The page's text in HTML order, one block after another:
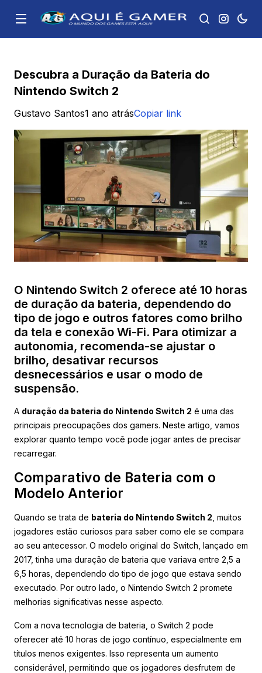
Descubra a Duração da Bateria do
Nintendo Switch 2
Gustavo Santos1 ano atrásCopiar link
O Nintendo Switch 2 oferece até 10 horas
de duração da bateria, dependendo do
tipo de jogo e outros fatores como brilho
da tela e conexão Wi-Fi. Para otimizar a
autonomia, recomenda-se ajustar o
brilho, desativar recursos
desnecessários e usar o modo de
suspensão.
A duração da bateria do Nintendo Switch 2 é uma das
principais preocupações dos gamers. Neste artigo, vamos
explorar quanto tempo você pode jogar antes de precisar
recarregar.
Comparativo de Bateria com o
Modelo Anterior
Quando se trata de bateria do Nintendo Switch 2 , muitos
jogadores estão curiosos para saber como ele se compara
ao seu antecessor. O modelo original do Switch, lançado em
2017, tinha uma duração de bateria que variava entre 2,5 a
6,5 horas, dependendo do tipo de jogo que estava sendo
executado. Por outro lado, o Nintendo Switch 2 promete
melhorias significativas nesse aspecto.
Com a nova tecnologia de bateria, o Switch 2 pode
oferecer até 10 horas de jogo contínuo, especialmente em
títulos menos exigentes. Isso representa um aumento
considerável, permitindo que os jogadores desfrutem de